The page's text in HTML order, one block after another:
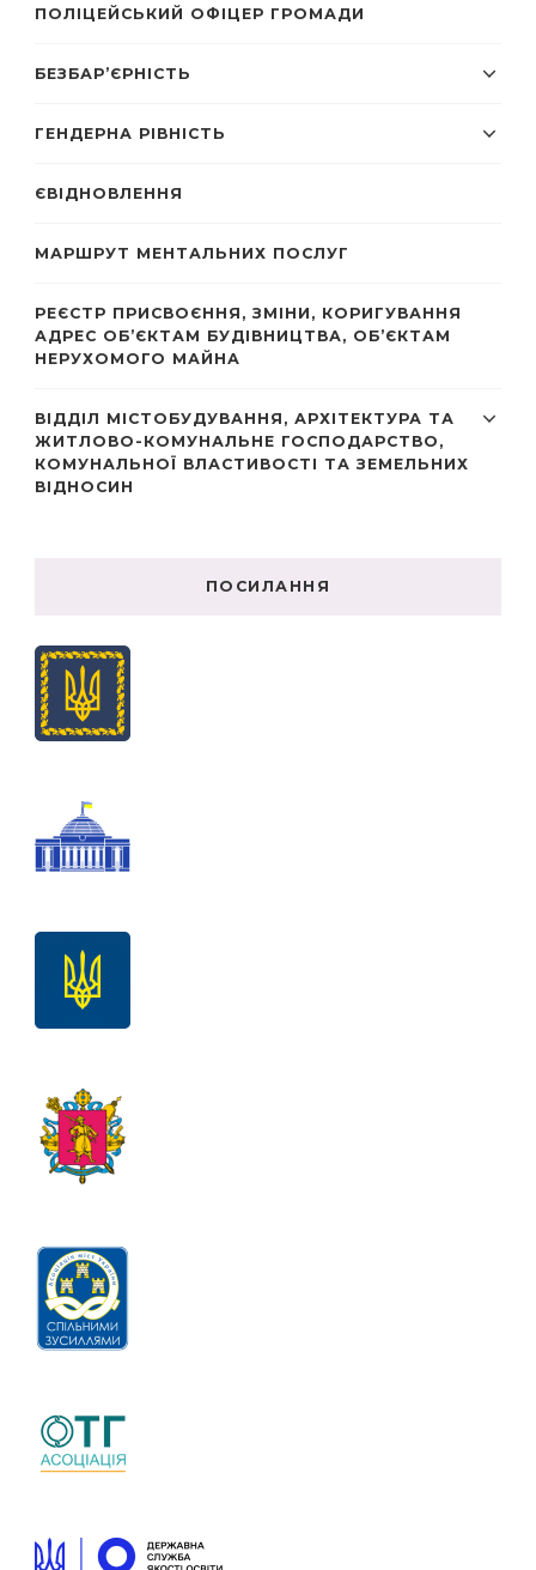
ПОЛІЦЕЙСЬКИЙ ОФІЦЕР ГРОМАДИ
БЕЗБАР’ЄРНІСТЬ
ГЕНДЕРНА РІВНІСТЬ
ЄВІДНОВЛЕННЯ
МАРШРУТ МЕНТАЛЬНИХ ПОСЛУГ
РЕЄСТР ПРИСВОЄННЯ, ЗМІНИ, КОРИГУВАННЯ
АДРЕС ОБ’ЄКТАМ БУДІВНИЦТВА, ОБ’ЄКТАМ
НЕРУХОМОГО МАЙНА
ВІДДІЛ МІСТОБУДУВАННЯ, АРХІТЕКТУРА ТА
ЖИТЛОВО-КОМУНАЛЬНЕ ГОСПОДАРСТВО,
КОМУНАЛЬНОЇ ВЛАСТИВОСТІ ТА ЗЕМЕЛЬНИХ
ВІДНОСИН
ПОСИЛАННЯ